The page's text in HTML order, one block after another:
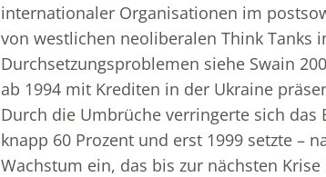
internationaler Organisationen im
von westlichen neoliberalen Think Tanks
Durchsetzungsproblemen siehe Swain
ab 1994 mit Krediten in der Ukraine
Durch die Umbrüche verringerte sich
knapp 60 Prozent und erst 1999 setzte –
Wachstum ein, das bis zur nächsten